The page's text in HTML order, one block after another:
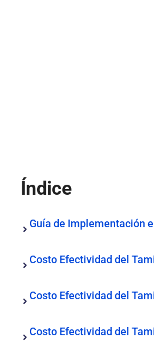
Índice
Guía de Implementación
Costo Efectividad del
Costo Efectividad del
Costo Efectividad del